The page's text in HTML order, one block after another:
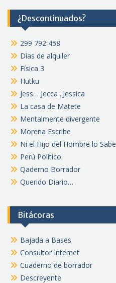
¿Descontinuados?
299 792 458
Días de alquiler
Física 3
Hutku
Jess… Jecca ..Jessica
La casa de Matete
Mentalmente divergente
Morena Escribe
Ni el Hijo del Hombre lo Sabe
Perú Político
Qaderno Borrador
Querido Diario…
Bitácoras
Bajada a Bases
Consultor Internet
Cuaderno de borrador
Descreyente